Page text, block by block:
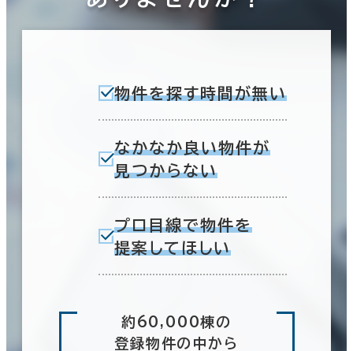
物件を探す時間が無い
なかなか良い物件が
見つからない
プロ目線で物件を
提案してほしい
約60,000棟の
登録物件の中から